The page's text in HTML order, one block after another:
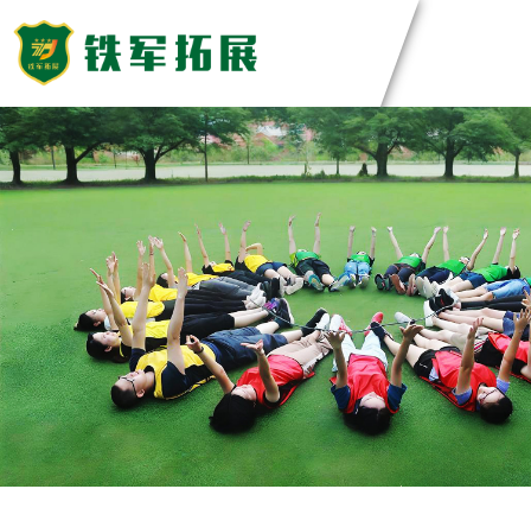
主题团建活动
领导力系列
主题团建系列
匠人制作系列
音乐释压系列
数字团建系列
文化赋能系列
组织运动系列
团建基地
深圳基地
东莞基地
惠州基地
佛山基地
清远基地
河源基地
案例展示
创新科技公司
生产制造企业
银行保险证券
服务顾问资询
教培政企机构
定制化方案
视频中心
教练团队
联系我们